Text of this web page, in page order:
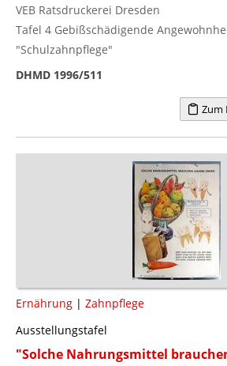
VEB Ratsdruckerei Dresden
Tafel 4 Gebißschädigende
"Schulzahnpflege"
DHMD 1996/511
Zum
Ernährung | Zahnpflege
Ausstellungstafel
"Solche Nahrungsmittel